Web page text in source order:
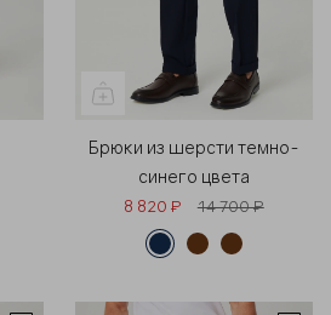
Брюки из шерсти темно-
синего цвета
8 820 ₽ 14 700 ₽